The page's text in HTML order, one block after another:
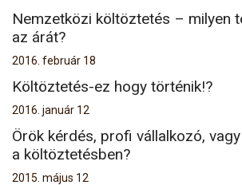
Nemzetközi költöztetés – milyen
az árát?
2016. február 18
Költöztetés-ez hogy történik!?
2016. január 12
Örök kérdés, profi vállalkozó,
a költöztetésben?
2015. május 12